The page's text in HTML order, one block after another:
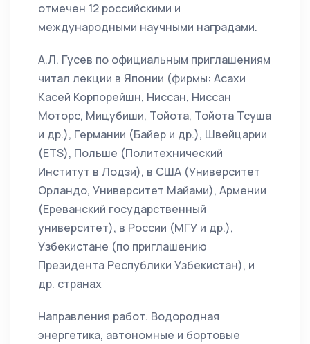
отмечен 12 российскими и
международными научными наградами.
А.Л. Гусев по официальным приглашениям
читал лекции в Японии (фирмы: Асахи
Касей Корпорейшн, Ниссан, Ниссан
Моторс, Мицубиши, Тойота, Тойота Тсуша
и др.), Германии (Байер и др.), Швейцарии
(ETS), Польше (Политехнический
Институт в Лодзи), в США (Университет
Орландо, Университет Майами), Армении
(Ереванский государственный
университет), в России (МГУ и др.),
Узбекистане (по приглашению
Президента Республики Узбекистан), и
др. странах
Направления работ. Водородная
энергетика, автономные и бортовые